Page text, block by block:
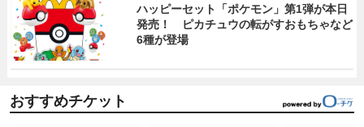
ハッピーセット「ポケモン」第1弾が本日
発売！ ピカチュウの転がすおもちゃなど
6種が登場
おすすめチケット